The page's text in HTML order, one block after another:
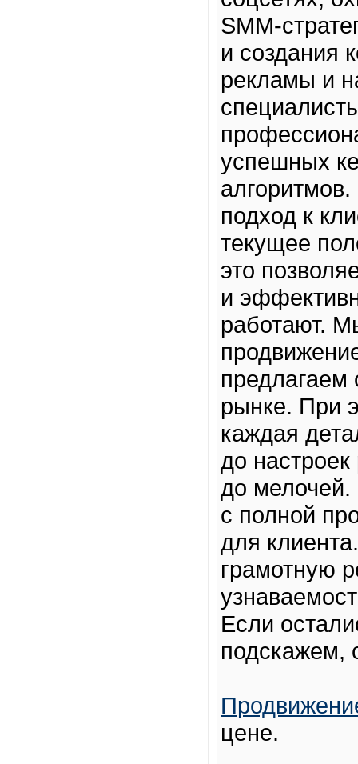
SMM-
и создания
рекламы и
успешных
подход к
текущее
это
и
работают.
рынке. При
каждая
до
до мелочей.
с полной
для
грамотную
Если
подскажем,
цене.